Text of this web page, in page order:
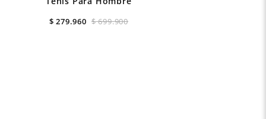
$ 699.900
$ 279.960